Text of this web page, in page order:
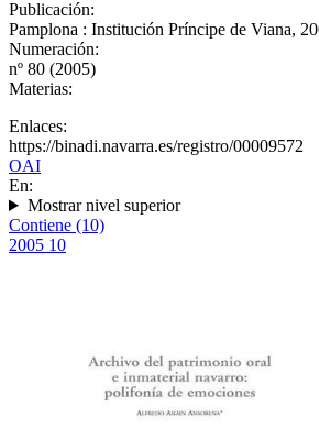
Publicación:
Pamplona : Institución Príncipe de Viana,
Numeración:
nº 80 (2005)
Materias:
Enlaces:
https://binadi.navarra.es/registro/00009572
OAI
En:
Mostrar nivel superior
Contiene (10)
2005 10